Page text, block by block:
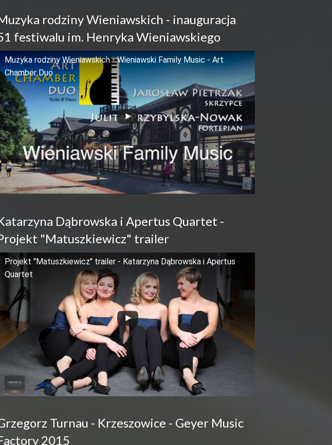
rodziny Wieniawskich - inauguracja
festiwalu im. Henryka Wieniawskiego
Muzyka rodziny Wieniawskich - Wieniawski Family Music - Art
Chamber Duo
Dąbrowska i Apertus Quartet -
"Matuszkiewicz" trailer
Projekt "Matuszkiewicz" trailer - Katarzyna Dąbrowska i Apertus
Quartet
Turnau - Krzeszowice - Geyer Music
2015